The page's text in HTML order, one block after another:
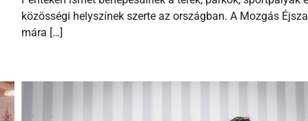
közösségi helyszínek szerte az országban. A Mozgás
mára […]